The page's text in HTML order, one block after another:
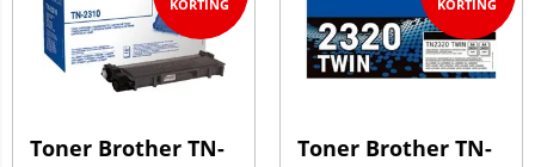
Toner Brother TN-
Toner Brother TN-